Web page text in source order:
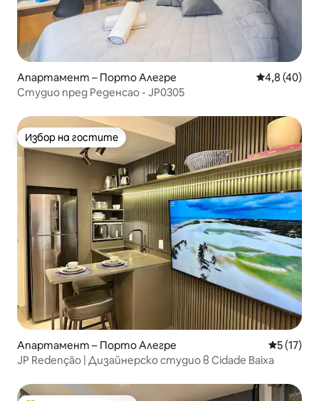
Апартамент – Порто Алегре Средна
4,8 (40)
Студио пред Реденсао - JP0305
Избор на гостите
Избор на гостите
Апартамент – Порто Алегре Средна
5 (17)
JP Redenção | Дизайнерско студио в Cidade Baixa